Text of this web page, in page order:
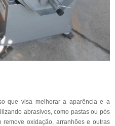
que visa melhorar a aparência e a
abrasivos, como pastas ou pós
remove oxidação, arranhões e outras